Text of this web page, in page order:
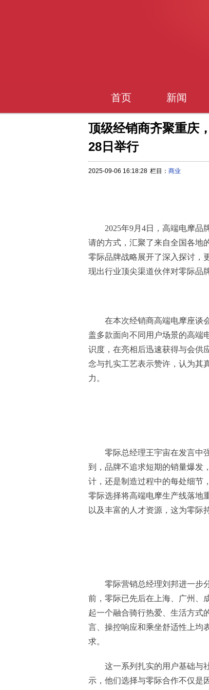
首页 新闻
顶级经销商齐聚重庆
28日举行
2025-09-06 16:18:28 栏目： 商业
2025年9月4日，高端电摩品
请的方式，汇聚了来自全国各地
零际品牌战略展开了深入探讨，
现出行业顶尖渠道伙伴对零际品
在本次经销商高端电摩座谈
盖多款面向不同用户场景的高端
识度，在亮相后迅速获得与会供
念与扎实工艺表示赞许，认为其
力。
零际总经理王宇宙在发言中
到，品牌不追求短期的销量爆发
计，还是制造过程中的每处细节
零际选择将高端电摩生产线落地
以及丰富的人才资源，这为零际
零际营销总经理刘邦进一步
前，零际已先后在上海、广州、
起一个融合骑行热爱、生活方式
言、操控响应和乘坐舒适性上均
求。
这一系列扎实的用户基础与
示，他们选择与零际合作不仅是